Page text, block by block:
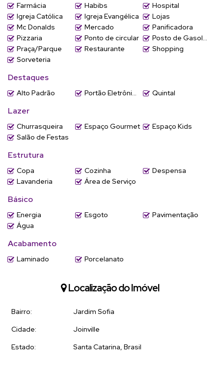
Ótima localização em região segura e arborizada, próximo ao Garten
Shopping e com fácil acesso à BR 101.
Previsão de entrega em 06/2025
Farmácia
Habibs
Hospital
Igreja Católica
Igreja Evangélica
Lojas
Mc Donalds
Mercado
Panificadora
Pizzaria
Ponto de circular
Posto de Gasolina
Praça/Parque
Restaurante
Shopping
Sorveteria
Destaques
Alto Padrão Portão Eletrônico Quintal
Lazer
Churrasqueira Espaço Gourmet
Espaço Kids
Salão de Festas
Estrutura
Copa Cozinha
Despensa
Lavanderia
Área de Serviço
Básico
Energia Esgoto
Pavimentação
Água
Acabamento
Laminado Porcelanato
Localização do Imóvel
Bairro:
Jardim Sofia
Cidade:
Joinville
Estado:
Santa Catarina, Brasil